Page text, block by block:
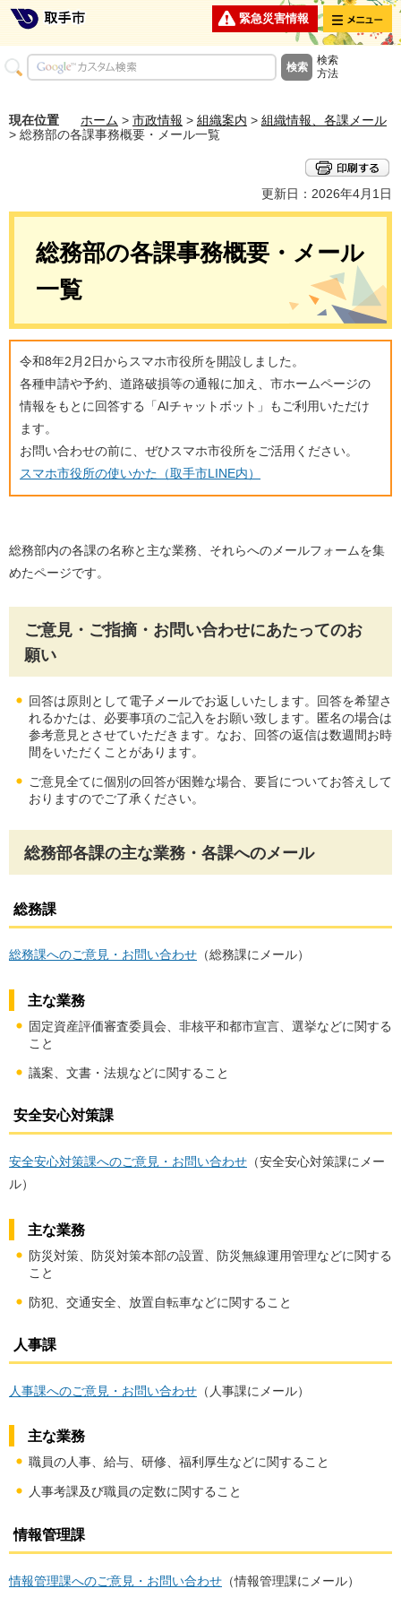
緊急災害情報 メニュー
検索
方法
現在位置 ホーム > 市政情報 > 組織案内 > 組織情報、各課メール
> 総務部の各課事務概要・メール一覧
更新日：2026年4月1日
総務部の各課事務概要・メール
一覧
令和8年2月2日からスマホ市役所を開設しました。
各種申請や予約、道路破損等の通報に加え、市ホームページの
情報をもとに回答する「AIチャットボット」もご利用いただけ
ます。
お問い合わせの前に、ぜひスマホ市役所をご活用ください。
スマホ市役所の使いかた（取手市LINE内）
総務部内の各課の名称と主な業務、それらへのメールフォームを集
めたページです。
ご意見・ご指摘・お問い合わせにあたってのお
願い
回答は原則として電子メールでお返しいたします。回答を希望さ
れるかたは、必要事項のご記入をお願い致します。匿名の場合は
参考意見とさせていただきます。なお、回答の返信は数週間お時
間をいただくことがあります。
ご意見全てに個別の回答が困難な場合、要旨についてお答えして
おりますのでご了承ください。
総務部各課の主な業務・各課へのメール
総務課
総務課へのご意見・お問い合わせ （総務課にメール）
主な業務
固定資産評価審査委員会、非核平和都市宣言、選挙などに関する
こと
議案、文書・法規などに関すること
安全安心対策課
安全安心対策課へのご意見・お問い合わせ （安全安心対策課にメー
ル）
主な業務
防災対策、防災対策本部の設置、防災無線運用管理などに関する
こと
防犯、交通安全、放置自転車などに関すること
人事課
人事課へのご意見・お問い合わせ （人事課にメール）
主な業務
職員の人事、給与、研修、福利厚生などに関すること
人事考課及び職員の定数に関すること
情報管理課
情報管理課へのご意見・お問い合わせ （情報管理課にメール）